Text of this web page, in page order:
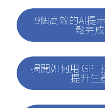
9個高效的AI提
鬆完
揭開如何用 GPT
提升生